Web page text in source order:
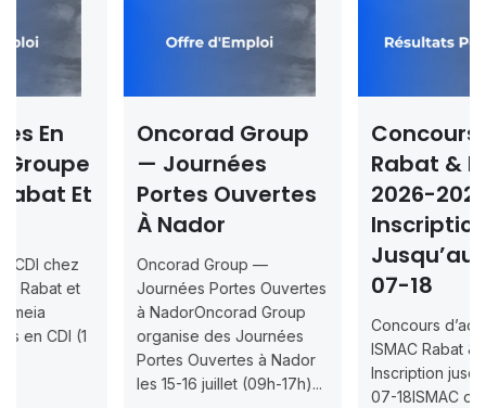
Oncorad Group
— Journées
Portes Ouvertes
Oncorad Group —
Journées Portes Ouvertes
à NadorOncorad Group
organise des Journées
Portes Ouvertes à Nador
les 15-16 juillet (09h-17h)...
Concours ISMAC
Rabat & Dakhla
2026-2027 —
Inscription
Jusqu’au 2026-
07-18
Concours d’accès L1
ISMAC Rabat & Dakhla —
Inscription jusqu’au 2026-
07-18ISMAC ouvre les